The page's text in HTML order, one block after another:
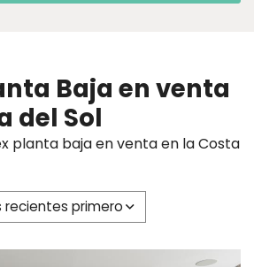
Baja en venta
del Sol
planta baja en venta en la Costa
recientes primero